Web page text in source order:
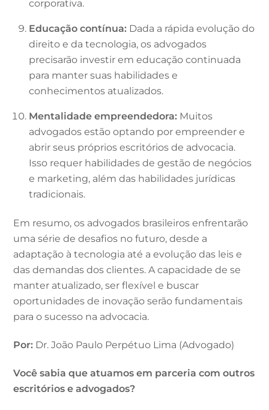
corporativa.
Educação contínua: Dada a rápida evolução do
direito e da tecnologia, os advogados
precisarão investir em educação continuada
para manter suas habilidades e
conhecimentos atualizados.
Mentalidade empreendedora: Muitos
advogados estão optando por empreender e
abrir seus próprios escritórios de advocacia.
Isso requer habilidades de gestão de negócios
e marketing, além das habilidades jurídicas
tradicionais.
Em resumo, os advogados brasileiros enfrentarão
uma série de desafios no futuro, desde a
adaptação à tecnologia até a evolução das leis e
das demandas dos clientes. A capacidade de se
manter atualizado, ser flexível e buscar
oportunidades de inovação serão fundamentais
para o sucesso na advocacia.
Por: Dr. João Paulo Perpétuo Lima (Advogado)
Você sabia que atuamos em parceria com outros
escritórios e advogados?